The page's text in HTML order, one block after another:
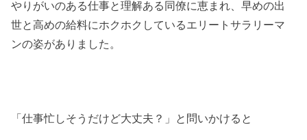
やりがいのある仕事と理解ある同僚に恵まれ、早めの出
世と高めの給料にホクホクしているエリートサラリーマ
ンの姿がありました。
「仕事忙しそうだけど大丈夫？」と問いかけると